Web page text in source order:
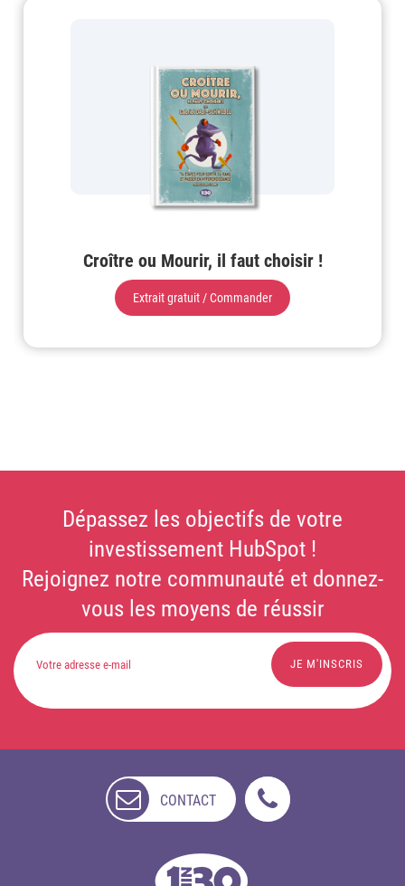
Croître ou Mourir, il faut choisir !
Extrait gratuit / Commander
Dépassez les objectifs de votre
investissement HubSpot !
Rejoignez notre communauté et donnez-
vous les moyens de réussir
CONTACT
DISPONIBLE